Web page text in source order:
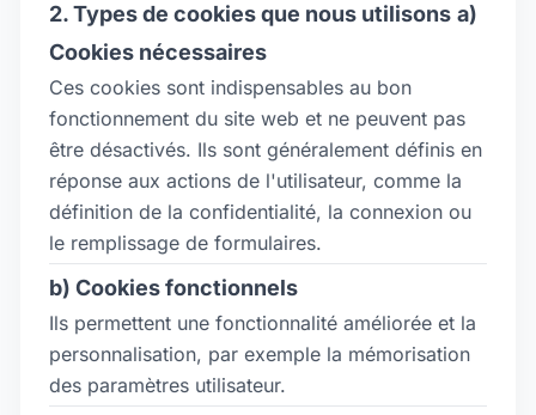
2. Types de cookies que nous utilisons a)
Cookies nécessaires
Ces cookies sont indispensables au bon
fonctionnement du site web et ne peuvent pas
être désactivés. Ils sont généralement définis en
réponse aux actions de l'utilisateur, comme la
définition de la confidentialité, la connexion ou
le remplissage de formulaires.
b) Cookies fonctionnels
Ils permettent une fonctionnalité améliorée et la
personnalisation, par exemple la mémorisation
des paramètres utilisateur.